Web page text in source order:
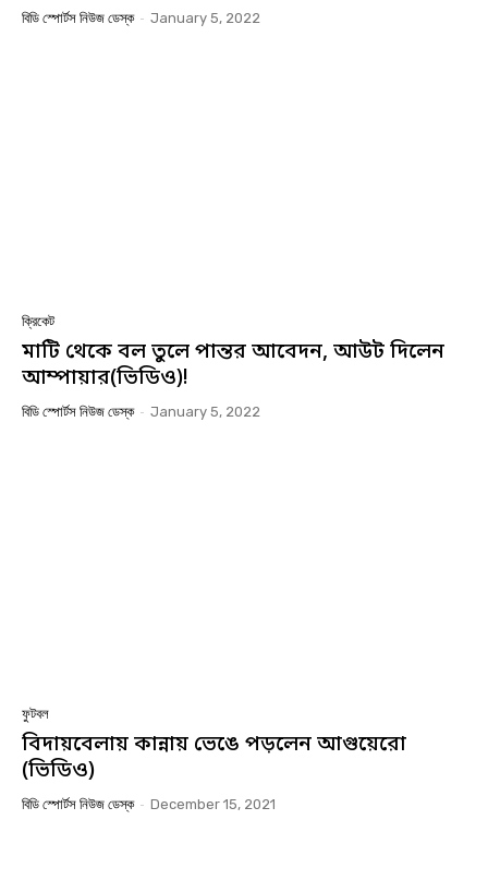
বিডি স্পোর্টস নিউজ ডেস্ক - January 5, 2022
ক্রিকেট
মাটি থেকে বল তুলে পান্তর আবেদন, আউট দিলেন
আম্পায়ার(ভিডিও)!
বিডি স্পোর্টস নিউজ ডেস্ক - January 5, 2022
ফুটবল
বিদায়বেলায় কান্নায় ভেঙে পড়লেন আগুয়েরো
(ভিডিও)
বিডি স্পোর্টস নিউজ ডেস্ক - December 15, 2021